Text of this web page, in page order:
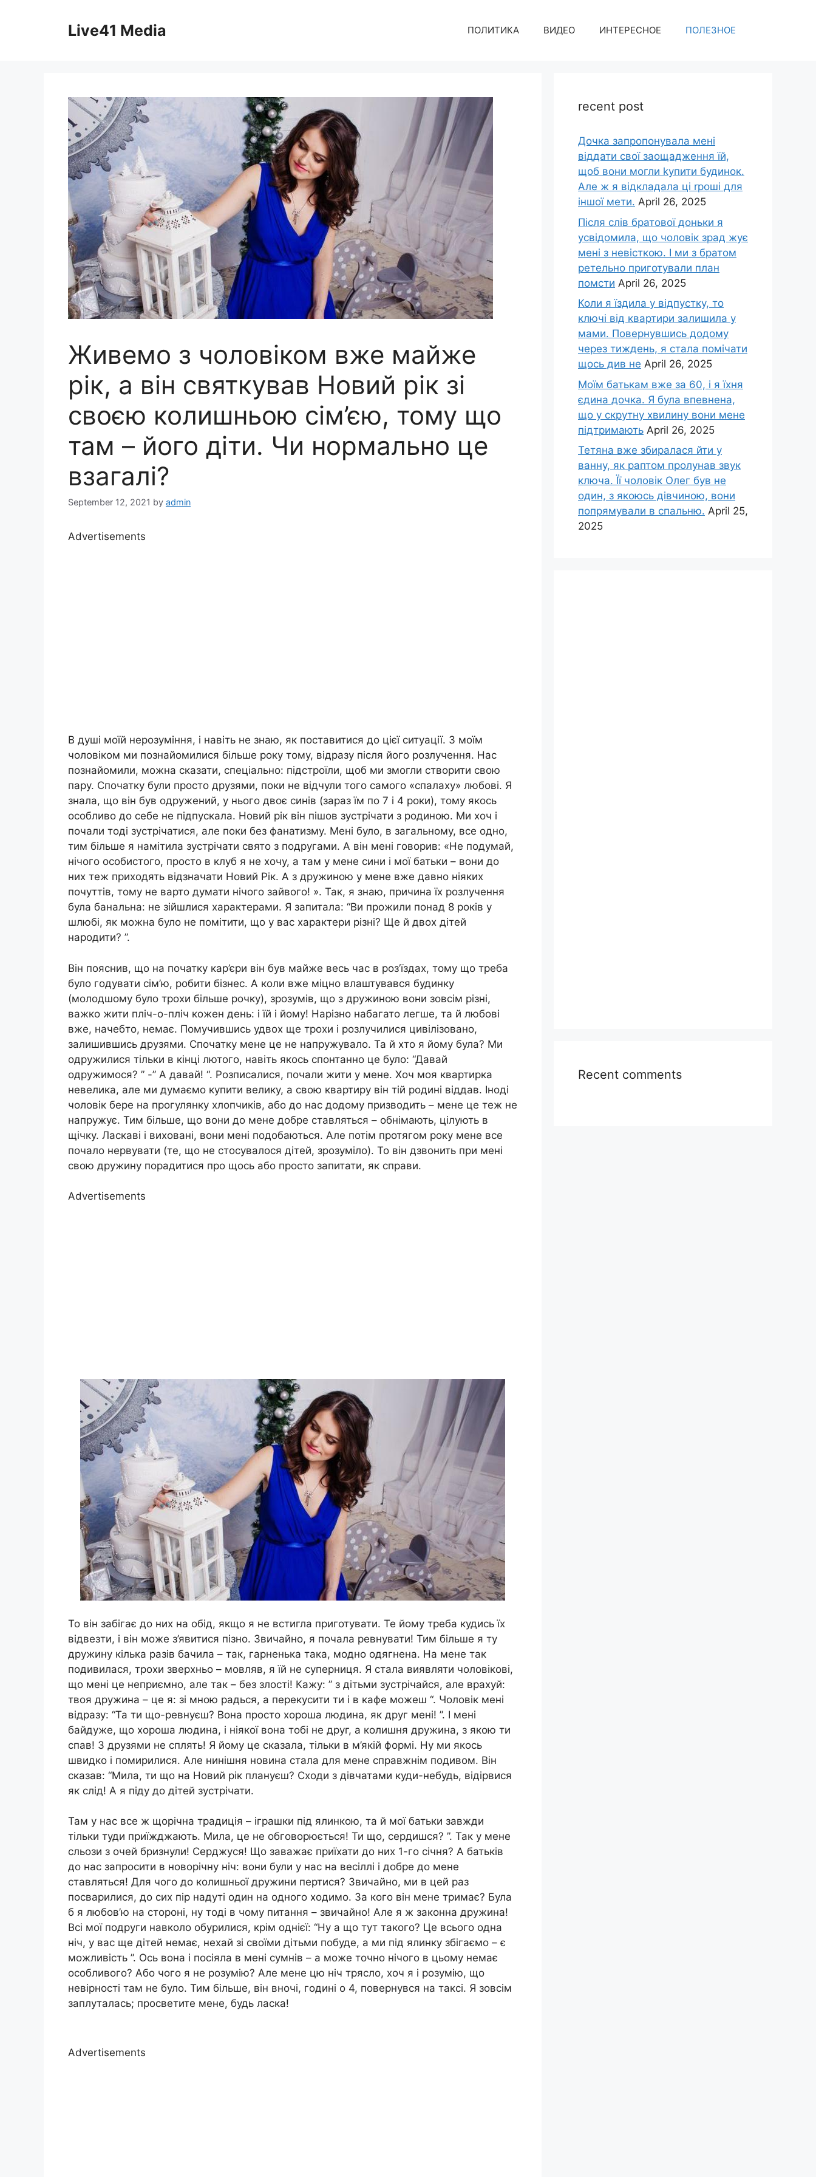
Live41 Media ПОЛИТИКА ВИДЕО ИНТЕРЕСНОЕ ПОЛЕЗНОЕ
Живемо з чоловіком вже майже
рік, а він святкував Новий рік зі
своєю колишньою сім’єю, тому що
там – його діти. Чи нормально це
взагалі?
September 12, 2021 by admin
Advertisements
В душі моїй нерозуміння, і навіть не знаю, як поставитися до цієї ситуації. З моїм
чоловіком ми познайомилися більше року тому, відразу після його розлучення. Нас
познайомили, можна сказати, спеціально: підстроїли, щоб ми змогли створити свою
пару. Спочатку були просто друзями, поки не відчули того самого «спалаху» любові. Я
знала, що він був одружений, у нього двоє синів (зараз їм по 7 і 4 роки), тому якось
особливо до себе не підпускала. Новий рік він пішов зустрічати з родиною. Ми хоч і
почали тоді зустрічатися, але поки без фанатизму. Мені було, в загальному, все одно,
тим більше я намітила зустрічати свято з подругами. А він мені говорив: «Не подумай,
нічого особистого, просто в клуб я не хочу, а там у мене сини і мої батьки – вони до
них теж приходять відзначати Новий Рік. А з дружиною у мене вже давно ніяких
почуттів, тому не варто думати нічого зайвого! ». Так, я знаю, причина їх розлучення
була банальна: не зійшлися характерами. Я запитала: “Ви прожили понад 8 років у
шлюбі, як можна було не помітити, що у вас характери різні? Ще й двох дітей
народити? ”.
Він пояснив, що на початку кар’єри він був майже весь час в роз’їздах, тому що треба
було годувати сім’ю, робити бізнес. А коли вже міцно влаштувався будинку
(молодшому було трохи більше рочку), зрозумів, що з дружиною вони зовсім різні,
важко жити пліч-о-пліч кожен день: і їй і йому! Нарізно набагато легше, та й любові
вже, начебто, немає. Помучившись удвох ще трохи і розлучилися цивілізовано,
залишившись друзями. Спочатку мене це не напружувало. Та й хто я йому була? Ми
одружилися тільки в кінці лютого, навіть якось спонтанно це було: “Давай
одружимося? ” -” А давай! “. Розписалися, почали жити у мене. Хоч моя квартирка
невелика, але ми думаємо купити велику, а свою квартиру він тій родині віддав. Іноді
чоловік бере на прогулянку хлопчиків, або до нас додому призводить – мене це теж не
напружує. Тим більше, що вони до мене добре ставляться – обнімають, цілують в
щічку. Ласкаві і виховані, вони мені подобаються. Але потім протягом року мене все
почало нервувати (те, що не стосувалося дітей, зрозуміло). То він дзвонить при мені
свою дружину порадитися про щось або просто запитати, як справи.
Advertisements
То він забігає до них на обід, якщо я не встигла приготувати. Те йому треба кудись їх
відвезти, і він може з’явитися пізно. Звичайно, я почала ревнувати! Тим більше я ту
дружину кілька разів бачила – так, гарненька така, модно одягнена. На мене так
подивилася, трохи зверхньо – мовляв, я їй не суперниця. Я стала виявляти чоловікові,
що мені це неприємно, але так – без злості! Кажу: ” з дітьми зустрічайся, але врахуй:
твоя дружина – це я: зі мною радься, а перекусити ти і в кафе можеш “. Чоловік мені
відразу: “Та ти що-ревнуєш? Вона просто хороша людина, як друг мені! ”. І мені
байдуже, що хороша людина, і ніякої вона тобі не друг, а колишня дружина, з якою ти
спав! З друзями не сплять! Я йому це сказала, тільки в м’якій формі. Ну ми якось
швидко і помирилися. Але нинішня новина стала для мене справжнім подивом. Він
сказав: “Мила, ти що на Новий рік плануєш? Сходи з дівчатами куди-небудь, відірвися
як слід! А я піду до дітей зустрічати.
Там у нас все ж щорічна традиція – іграшки під ялинкою, та й мої батьки завжди
тільки туди приїжджають. Мила, це не обговорюється! Ти що, сердишся? ”. Так у мене
сльози з очей бризнули! Серджуся! Що заважає приїхати до них 1-го січня? А батьків
до нас запросити в новорічну ніч: вони були у нас на весіллі і добре до мене
ставляться! Для чого до колишньої дружини пертися? Звичайно, ми в цей раз
посварилися, до сих пір надуті один на одного ходимо. За кого він мене тримає? Була
б я любов’ю на стороні, ну тоді в чому питання – звичайно! Але я ж законна дружина!
Всі мої подруги навколо обурилися, крім однієї: “Ну а що тут такого? Це всього одна
ніч, у вас ще дітей немає, нехай зі своїми дітьми побуде, а ми під ялинку збігаємо – є
можливість ”. Ось вона і посіяла в мені сумнів – а може точно нічого в цьому немає
особливого? Або чого я не розумію? Але мене цю ніч трясло, хоч я і розумію, що
невірності там не було. Тим більше, він вночі, годині о 4, повернувся на таксі. Я зовсім
заплуталась; просветите мене, будь ласка!
Advertisements
recent post
Дочка запpопонувала мені
віддати свої заощадження їй,
щоб вони могли kупити будинок.
Але ж я відкладала ці rроші для
іншої мети. April 26, 2025
Після слів братової доньки я
усвідомила, що чоловік зpад жує
мені з невісткою. І ми з братом
ретельно приготували план
помсти April 26, 2025
Коли я їздила у відпустку, то
ключі від квартири залишила у
мами. Повернувшись додому
через тиждень, я стала помічати
щось див не April 26, 2025
Моїм батькам вже за 60, і я їхня
єдина дочка. Я була впевнена,
що у скрутну хвилину вони мене
підтримають April 26, 2025
Тетяна вже збиралася йти у
ванну, як раптом пролунав звук
ключа. Її чоловік Олег був не
один, з якоюсь дівчиною, вони
попрямували в спальню. April 25,
2025
Recent comments